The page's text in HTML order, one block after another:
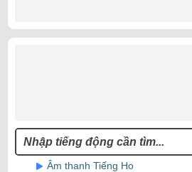
Âm thanh Tiếng Ho